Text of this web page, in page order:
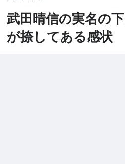
武田晴信の実名の
が捺してある感状